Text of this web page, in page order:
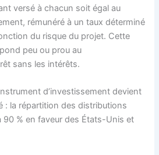
versé à chacun soit égal au
rémunéré à un taux déterminé
du risque du projet. Cette
peu ou prou au
sans les intérêts.
d’investissement devient
: la répartition des distributions
90 % en faveur des États-Unis et